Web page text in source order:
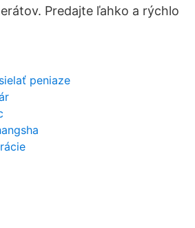
Predajte ľahko a rýchlo
peniaze